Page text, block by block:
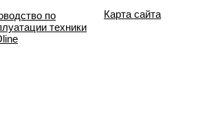
по
техники
Карта сайта